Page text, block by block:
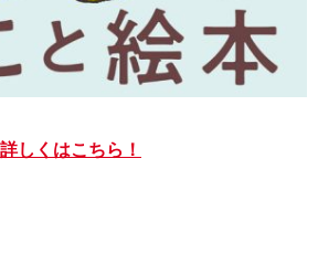
詳しくはこちら！